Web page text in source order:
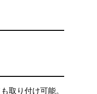
取り付け可能。